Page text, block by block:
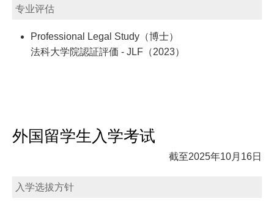
专业评估
Professional Legal Study（博士）
法科大学院認証評価 - JLF（2023）
外国留学生入学考试
截至2025年10月16日
入学选拔方针